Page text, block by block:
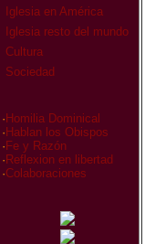
Iglesia en América
Iglesia resto del mundo
Cultura
Sociedad
· Homilia Dominical
· Hablan los Obispos
· Fe y Razón
· Reflexion en libertad
·Colaboraciones